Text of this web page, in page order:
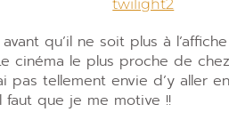
avant qu’il ne soit plus à
cinéma le plus proche de
pas tellement envie d’y aller
que je me motive !!